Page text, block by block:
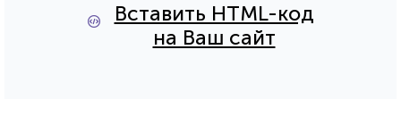
Вставить HTML-код
на Ваш сайт